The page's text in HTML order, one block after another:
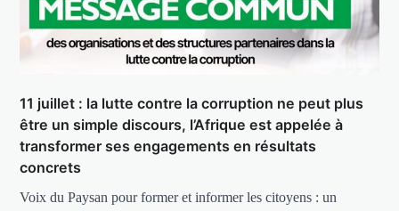
11 juillet : la lutte contre la corruption ne peut plus
être un simple discours, l’Afrique est appelée à
transformer ses engagements en résultats
concrets
Voix du Paysan pour former et informer les citoyens : un